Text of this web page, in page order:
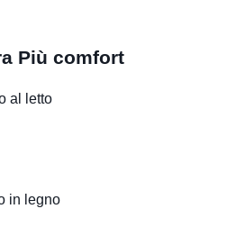
Più comfort
al letto
in legno